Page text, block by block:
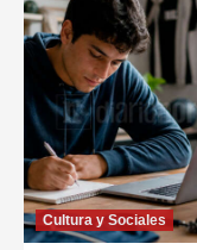
Cultura y Sociales